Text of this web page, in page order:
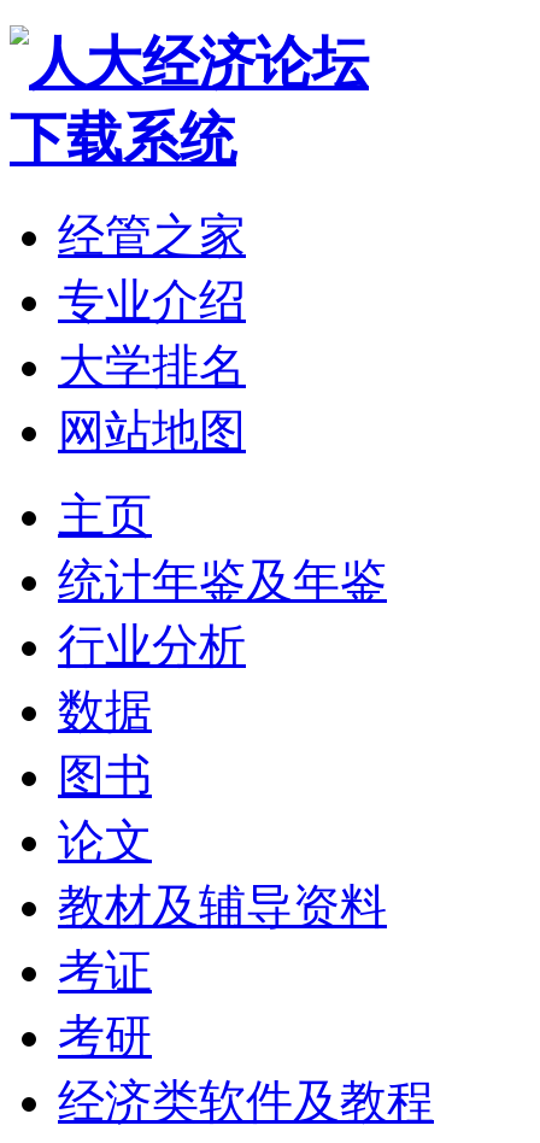
经管之家
专业介绍
大学排名
网站地图
主页
统计年鉴及年鉴
行业分析
数据
图书
论文
教材及辅导资料
考证
考研
经济类软件及教程